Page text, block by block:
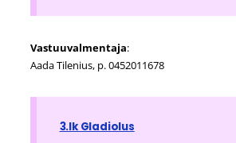
Vastuuvalmentaja:
Aada Tilenius, p. 0452011678
3.lk Gladiolus